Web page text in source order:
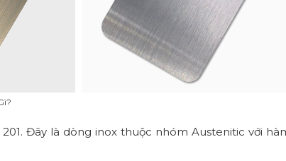
Đây là dòng inox thuộc nhóm Austenitic với